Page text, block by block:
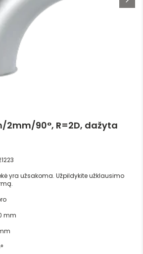
2mm/90°, R=2D, dažyta
yra užsakoma. Užpildykite užklausimo
mm